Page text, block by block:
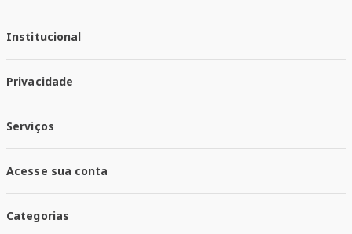
Institucional
Trabalhe conosco
Responsabilidade Social
Nossas Lojas
Privacidade
Política de Entrega
Trocas e Devoluções
Serviços
Santa Mais Exames
Santa Mais Serviços
Santa Mais Convenios
Acesse sua conta
Meus Pedidos
Categorias